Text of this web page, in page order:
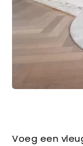
Voeg een